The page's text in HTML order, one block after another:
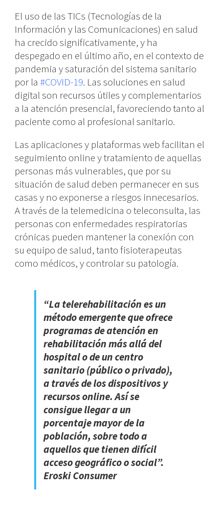
El uso de las TICs (Tecnologías de la
Información y las Comunicaciones) en salud
ha crecido significativamente, y ha
despegado en el último año, en el contexto de
pandemia y saturación del sistema sanitario
por la #COVID-19. Las soluciones en salud
digital son recursos útiles y complementarios
a la atención presencial, favoreciendo tanto al
paciente como al profesional sanitario.
Las aplicaciones y plataformas web facilitan el
seguimiento online y tratamiento de aquellas
personas más vulnerables, que por su
situación de salud deben permanecer en sus
casas y no exponerse a riesgos innecesarios.
A través de la telemedicina o teleconsulta, las
personas con enfermedades respiratorias
crónicas pueden mantener la conexión con
su equipo de salud, tanto fisioterapeutas
como médicos, y controlar su patología.
“La telerehabilitación es un
método emergente que ofrece
programas de atención en
rehabilitación más allá del
hospital o de un centro
sanitario (público o privado),
a través de los dispositivos y
recursos online. Así se
consigue llegar a un
porcentaje mayor de la
población, sobre todo a
aquellos que tienen difícil
acceso geográfico o social”.
Eroski Consumer